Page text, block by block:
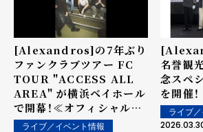
[Alexandros]の7年ぶり
ファンクラブツアー FC
TOUR "ACCESS ALL
AREA" が横浜ベイホール
で開幕！≪オフィシャルレ
ポート≫
ライブ／イベント情報
名誉観
念スペ
を開催！
ライブ